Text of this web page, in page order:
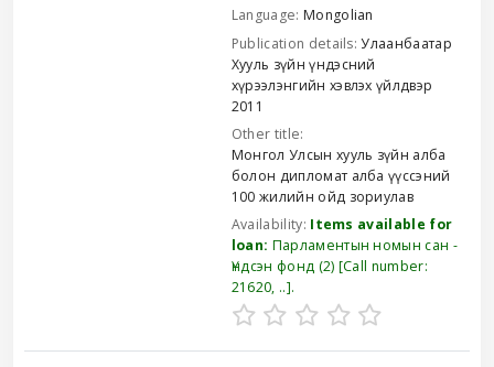
Language: Mongolian
Publication details:Улаанбаатар
Хууль зүйн үндэсний
хүрээлэнгийн хэвлэх үйлдвэр
2011
Other title:
Монгол Улсын хууль зүйн алба
болон дипломат алба үүссэний
100 жилийн ойд зориулав
Availability: Items available for
loan: Парламентын номын сан -
Үндсэн фонд (2) Call number:
21620, .. .